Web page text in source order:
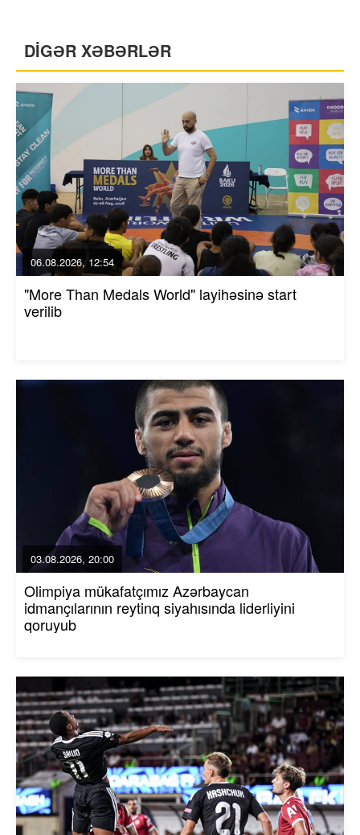
DİGƏR XƏBƏRLƏR
06.08.2026, 12:54
"More Than Medals World" layihəsinə start
verilib
03.08.2026, 20:00
Olimpiya mükafatçımız Azərbaycan
idmançılarının reytinq siyahısında liderliyini
qoruyub